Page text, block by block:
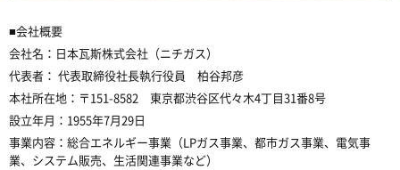
■会社概要
会社名：日本瓦斯株式会社（ニチガス）
代表者： 代表取締役社長執行役員 柏谷邦彦
本社所在地：〒151-8582 東京都渋谷区代々木4丁目31番8号
設立年月：1955年7月29日
事業内容：総合エネルギー事業（LPガス事業、都市ガス事業、電気事
業、システム販売、生活関連事業など）